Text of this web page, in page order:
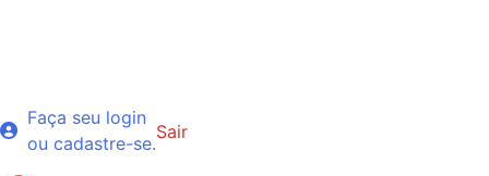
Faça seu login
ou cadastre-se.
Sair